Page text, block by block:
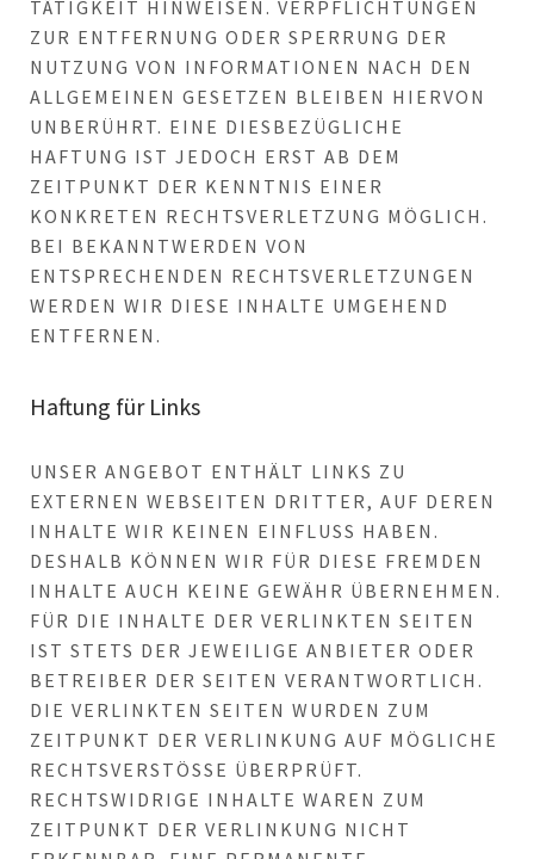
TIGKEIT HINWEISEN. VERPFLICHTUNGEN ZU
R ENTFERNUNG ODER SPERRUNG DER NU
TZUNG VON INFORMATIONEN NACH DEN AL
LGEMEINEN GESETZEN BLEIBEN HIERVON UN
BERÜHRT. EINE DIESBEZÜGLICHE HA
FTUNG IST JEDOCH ERST AB DEM ZE
ITPUNKT DER KENNTNIS EINER KO
NKRETEN RECHTSVERLETZUNG MÖGLICH. BE
I BEKANNTWERDEN VON EN
TSPRECHENDEN RECHTSVERLETZUNGEN WE
RDEN WIR DIESE INHALTE UMGEHEND EN
TFERNEN.
Haftung für Links
UNSER ANGEBOT ENTHÄLT LINKS ZU
EXTERNEN WEBSEITEN DRITTER, AUF DEREN
INHALTE WIR KEINEN EINFLUSS HABEN.
DESHALB KÖNNEN WIR FÜR DIESE FREMDEN
INHALTE AUCH KEINE GEWÄHR ÜBERNEHMEN.
FÜR DIE INHALTE DER VERLINKTEN SEITEN
IST STETS DER JEWEILIGE ANBIETER ODER
BETREIBER DER SEITEN VERANTWORTLICH.
DIE VERLINKTEN SEITEN WURDEN ZUM
ZEITPUNKT DER VERLINKUNG AUF MÖGLICHE
RECHTSVERSTÖSSE ÜBERPRÜFT. R
ECHTSWIDRIGE INHALTE WAREN ZUM Z
EITPUNKT DER VERLINKUNG NICHT E